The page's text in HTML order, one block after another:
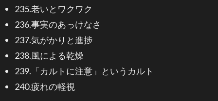
235.老いとワクワク
236.事実のあっけなさ
237.気がかりと進捗
238.風による乾燥
239.「カルトに注意」というカルト
240.疲れの軽視